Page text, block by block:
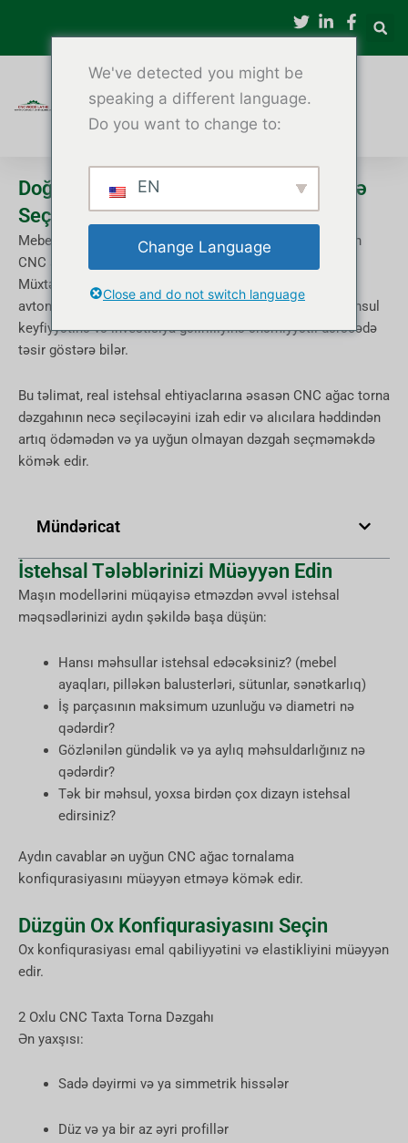
Doğru CNC Taxta Torna Tezgahını Necə
Seçmək olar
Mebel istehsalçıları və ağac emalı fabrikləri üçün düzgün
CNC ağac torna dəzgahını seçmək vacib bir qərardır.
Müxtəlif maşın konfiqurasiyaları, ox növləri və
avtomatlaşdırma səviyyələri istehsal səmərəliliyinə, məhsul
keyfiyyətinə və investisiya gəlirliliyinə əhəmiyyətli dərəcədə
təsir göstərə bilər.
Bu təlimat, real istehsal ehtiyaclarına əsasən CNC ağac torna
dəzgahının necə seçiləcəyini izah edir və alıcılara həddindən
artıq ödəmədən və ya uyğun olmayan dəzgah seçməməkdə
kömək edir.
Mündəricat
İstehsal Tələblərinizi Müəyyən Edin
Maşın modellərini müqayisə etməzdən əvvəl istehsal
məqsədlərinizi aydın şəkildə başa düşün:
Hansı məhsullar istehsal edəcəksiniz? (mebel
ayaqları, pilləkən balusterləri, sütunlar, sənətkarlıq)
İş parçasının maksimum uzunluğu və diametri nə
qədərdir?
Gözlənilən gündəlik və ya aylıq məhsuldarlığınız nə
qədərdir?
Tək bir məhsul, yoxsa birdən çox dizayn istehsal
edirsiniz?
Aydın cavablar ən uyğun CNC ağac tornalama
konfiqurasiyasını müəyyən etməyə kömək edir.
Düzgün Ox Konfiqurasiyasını Seçin
Ox konfiqurasiyası emal qabiliyyətini və elastikliyini müəyyən
edir.
2 Oxlu CNC Taxta Torna Dəzgahı
Ən yaxşısı:
Sadə dəyirmi və ya simmetrik hissələr
Düz və ya bir az əyri profillər
We've detected you might be
speaking a different language.
Do you want to change to:
EN
Change Language
Close and do not switch language